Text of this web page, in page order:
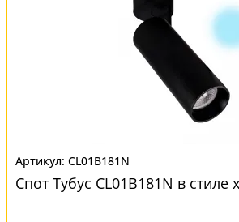
CL01B181N
Спот Тубус CL01B181N в стиле